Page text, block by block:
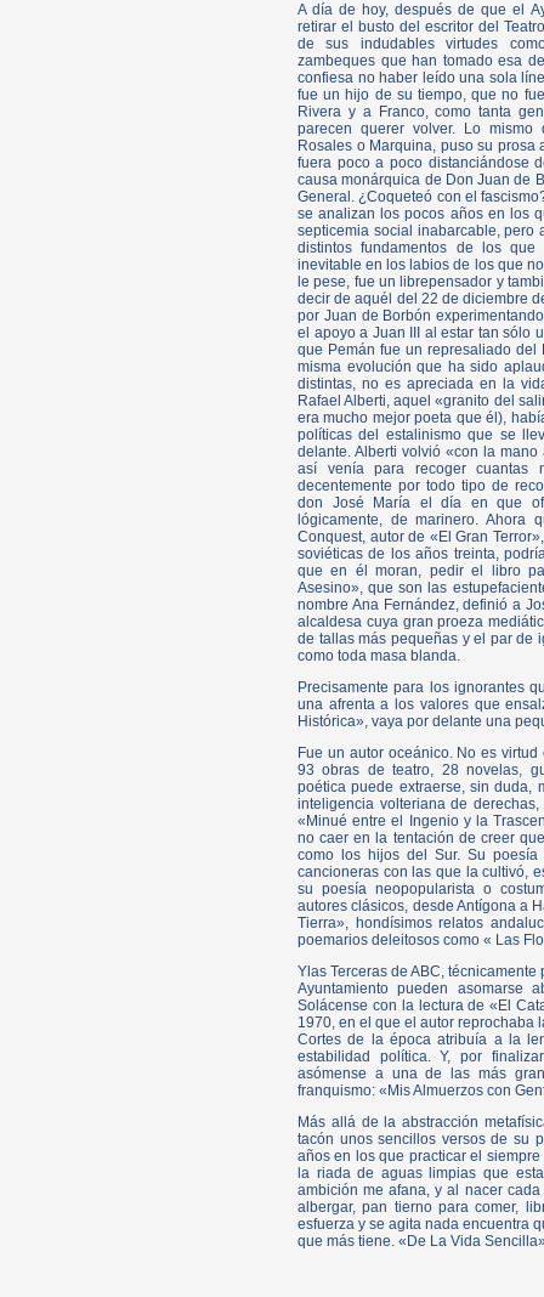
A día de hoy, después de que el
retirar el busto del escritor del
de sus indudables virtudes
zambeques que han tomado esa
confiesa no haber leído una sola
fue un hijo de su tiempo, que no
Rivera y a Franco, como tanta
parecen querer volver. Lo mismo
Rosales o Marquina, puso su
fuera poco a poco distanciándose
causa monárquica de Don Juan de
General. ¿Coqueteó con el
se analizan los pocos años en los
septicemia social inabarcable, pero
distintos fundamentos de los
inevitable en los labios de los que
le pese, fue un librepensador y
decir de aquél del 22 de diciembre
por Juan de Borbón
el apoyo a Juan III al estar tan sólo
que Pemán fue un represaliado
misma evolución que ha sido
distintas, no es apreciada en la
Rafael Alberti, aquel «granito del
era mucho mejor poeta que él),
políticas del estalinismo que se
delante. Alberti volvió «con la
así venía para recoger cuantas
decentemente por todo tipo de
don José María el día en que
lógicamente, de marinero. Ahora
Conquest, autor de «El Gran
soviéticas de los años treinta,
que en él moran, pedir el libro
Asesino», que son las
nombre Ana Fernández, definió a
alcaldesa cuya gran proeza
de tallas más pequeñas y el par de
como toda masa blanda.
Precisamente para los ignorantes
una afrenta a los valores que
Histórica», vaya por delante una
Fue un autor oceánico. No es
93 obras de teatro, 28 novelas,
poética puede extraerse, sin duda,
inteligencia volteriana de
«Minué entre el Ingenio y la
no caer en la tentación de creer
como los hijos del Sur. Su
cancioneras con las que la cultivó,
su poesía neopopularista o
autores clásicos, desde Antígona a
Tierra», hondísimos relatos
poemarios deleitosos como « Las
Ylas Terceras de ABC,
Ayuntamiento pueden asomarse
Solácense con la lectura de «El
1970, en el que el autor reprochaba
Cortes de la época atribuía a la
estabilidad política. Y, por
asómense a una de las más
franquismo: «Mis Almuerzos con
Más allá de la abstracción
tacón unos sencillos versos de su
años en los que practicar el
la riada de aguas limpias que
ambición me afana, y al nacer
albergar, pan tierno para comer,
esfuerza y se agita nada encuentra
que más tiene. «De La Vida